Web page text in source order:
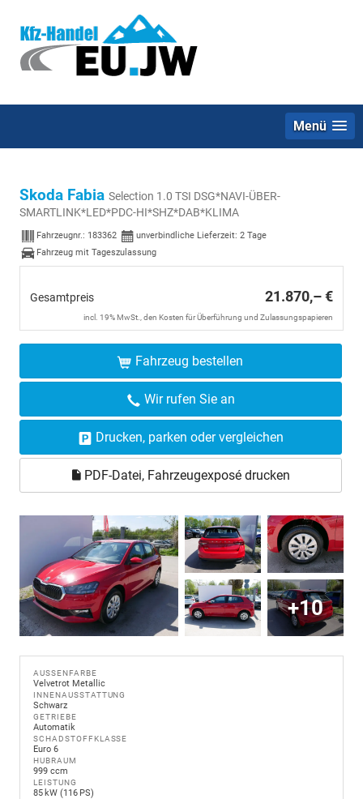
Menü
Skoda Fabia Selection 1.0 TSI DSG*NAVI-ÜBER-
SMARTLINK*LED*PDC-HI*SHZ*DAB*KLIMA
Fahrzeugnr.: 183362 unverbindliche Lieferzeit: 2 Tage
Fahrzeug mit Tageszulassung
Gesamtpreis 21.870,– €
incl. 19% MwSt., den Kosten für Überführung und Zulassungspapieren
Fahrzeug bestellen
Wir rufen Sie an
Drucken, parken oder vergleichen
PDF-Datei, Fahrzeugexposé drucken
+10
AUSSENFARBE
Velvetrot Metallic
INNENAUSSTATTUNG
Schwarz
GETRIEBE
Automatik
SCHADSTOFFKLASSE
Euro 6
HUBRAUM
999 ccm
LEISTUNG
85 kW (116 PS)